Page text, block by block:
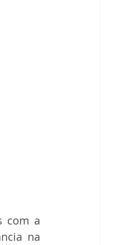
com a
na